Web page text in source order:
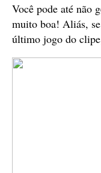
Você pode até não
muito boa! Aliás,
último jogo do